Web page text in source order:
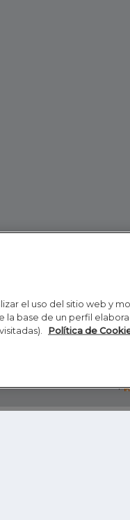
Inicio
el uso del sitio web y
la base de un perfil
Política de